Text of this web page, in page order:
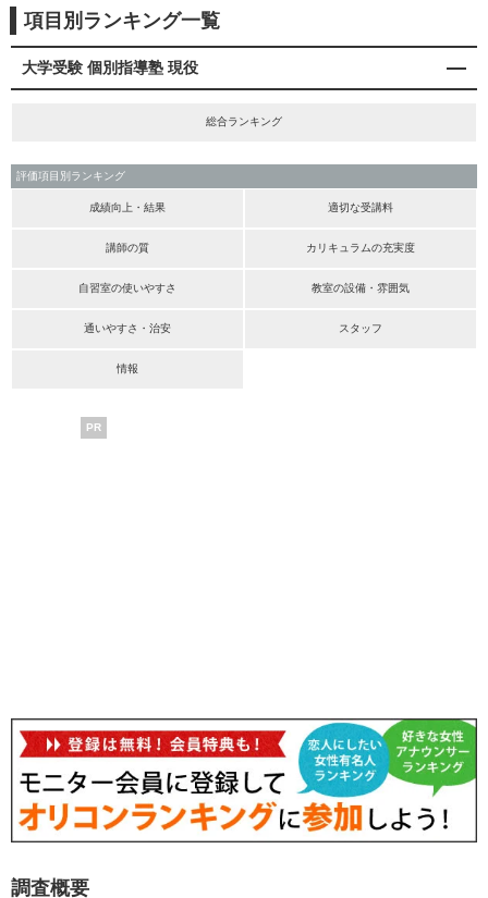
項目別ランキング一覧
大学受験 個別指導塾 現役
総合ランキング
評価項目別ランキング
成績向上・結果 適切な受講料
講師の質 カリキュラムの充実度
自習室の使いやすさ 教室の設備・雰囲気
通いやすさ・治安 スタッフ
情報
PR
調査概要